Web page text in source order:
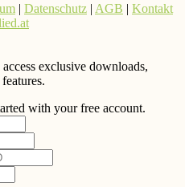
| Datenschutz | AGB | Kontakt
exclusive downloads,
with your free account.